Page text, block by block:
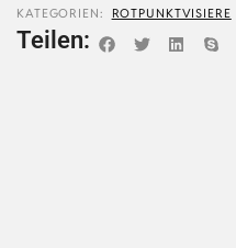
KATEGORIEN: ROTPUNKTVISIERE
Teilen: